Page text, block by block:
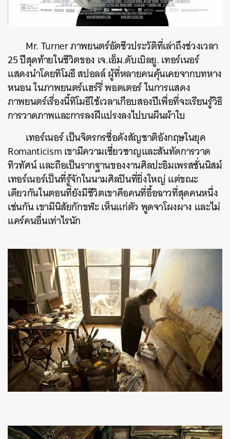
Mr. Turner ภาพยนตร์อัตชีวประวัติที่เล่าถึงช่วงเวลา
25 ปีสุดท้ายในชีวิตของ เจ.เอ็ม.ดับเบิลยู. เทอร์เนอร์
แสดงนำโดยทิโมธี สปอลล์ ผู้ที่หลายคนคุ้นเคยจากบทหาง
หนอน ในภาพยนตร์แฮร์รี่ พอตเตอร์ ในการแสดง
ภาพยนตร์เรื่องนี้ทิโมธีใช้เวลาเกือบสองปีเพื่อที่จะเรียนรู้วิธี
การวาดภาพและการลงฝีแปรงลงไปบนผืนผ้าใบ
เทอร์เนอร์ เป็นจิตรกรชื่อดังสัญชาติอังกฤษในยุค
Romanticism เขามีความเชี่ยวชาญและสันทัดการวาด
ทิวทัศน์ และถือเป็นรากฐานของงานศิลปะอิมเพรสชั่นนิสม์
เทอร์เนอร์เป็นที่รู้จักในนามศิลปินที่ยิ่งใหญ่ แต่ขณะ
เดียวกันในตอนที่ยังมีชีวิตเขาคือคนที่อื้อฉาวที่สุดคนหนึ่ง
เช่นกัน เขามีนิสัยกักขฬะ เห็นแก่ตัว พูดจาโผงผาง และไม่
แคร์คนอื่นเท่าไรนัก